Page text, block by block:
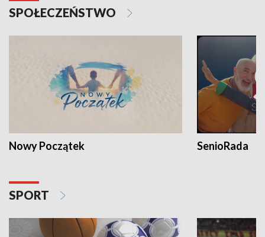
SPOŁECZEŃSTWO
Nowy Początek SenioRada
SPORT